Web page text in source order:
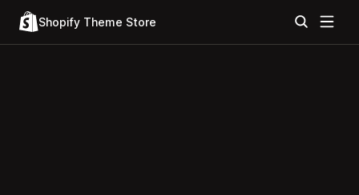
Shopify Theme Store